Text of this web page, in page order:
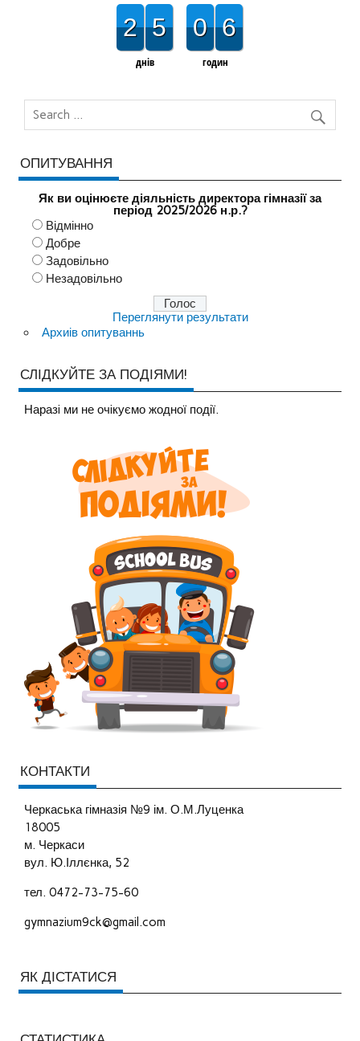
2 5
днів
0 6
годин
ОПИТУВАННЯ
Як ви оцінюєте діяльність директора гімназії за
період 2025/2026 н.р.?
Відмінно
Добре
Задовільно
Незадовільно
Переглянути результати
Архиів опитуваннь
СЛІДКУЙТЕ ЗА ПОДІЯМИ!
Наразi ми не очiкуємо жодної події.
КОНТАКТИ
Черкаська гімназія №9 ім. О.М.Луценка
18005
м. Черкаси
вул. Ю.Іллєнка, 52
тел. 0472-73-75-60
gymnazium9ck@gmail.com
ЯК ДІСТАТИСЯ